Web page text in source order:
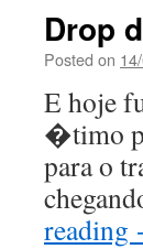
Drop
Posted on
E hoje
�timo
para o
reading